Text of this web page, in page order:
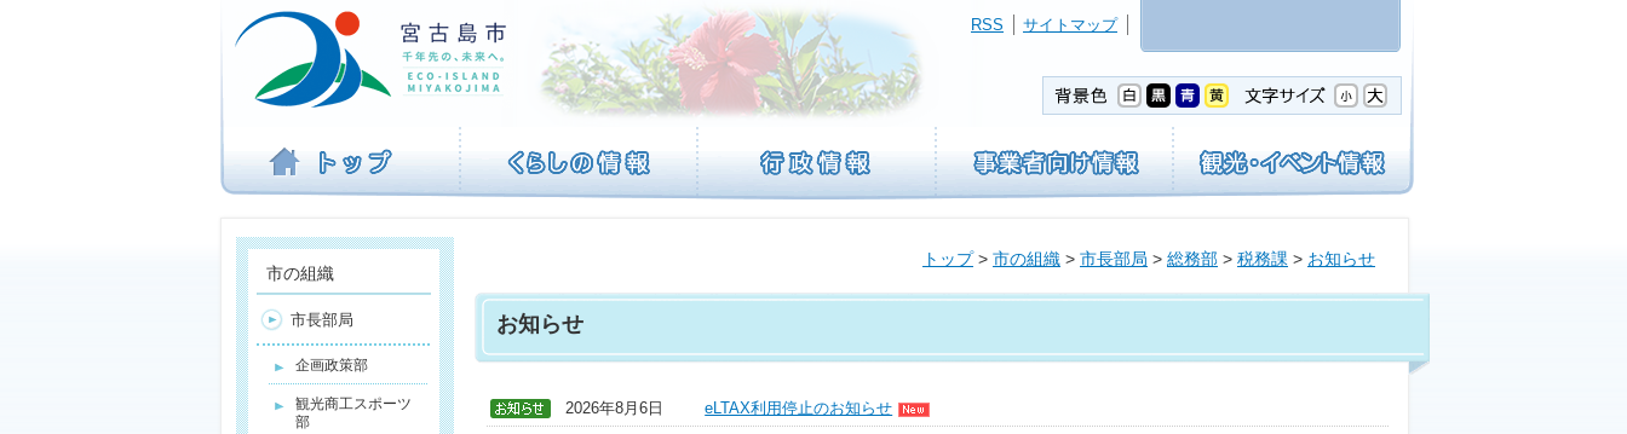
ビ
を
ば
す
サイトマップ
RSS
トップ> 市の組織 > 市長部局 > 総務部 > 税務課 > お知らせ
お知らせ
2026年8月6日
eLTAX利用停止のお知らせ
市の組織
市長部局
企画政策部
観光商工スポーツ
部